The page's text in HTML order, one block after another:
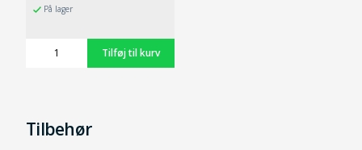
På lager
Tilbehør